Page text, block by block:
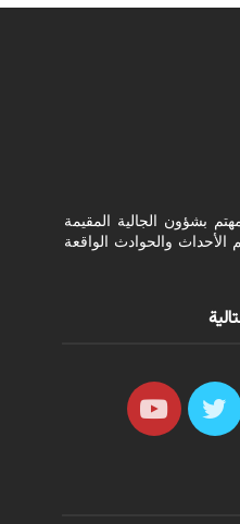
بشؤون الجالية المقيمة
والحوادث الواقعة